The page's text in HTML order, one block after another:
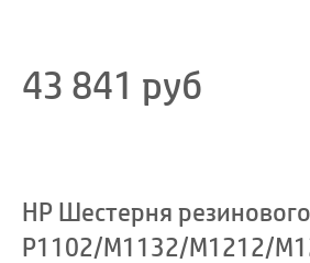
43 841 руб
HP Шестерня
P1102/M1132/M1212/